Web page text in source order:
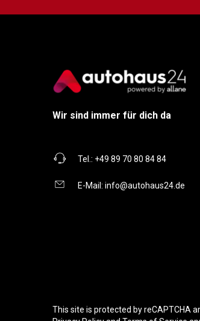
Wir sind immer für dich da
Tel.: +49 89 70 80 84 84
E-Mail: info@autohaus24.de
This site is protected by reCAPTCHA